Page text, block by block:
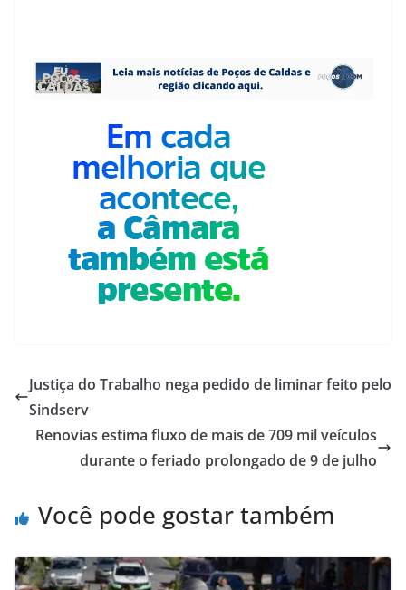
Justiça do Trabalho nega pedido de liminar feito pelo
Sindserv
Renovias estima fluxo de mais de 709 mil veículos
durante o feriado prolongado de 9 de julho
Você pode gostar também